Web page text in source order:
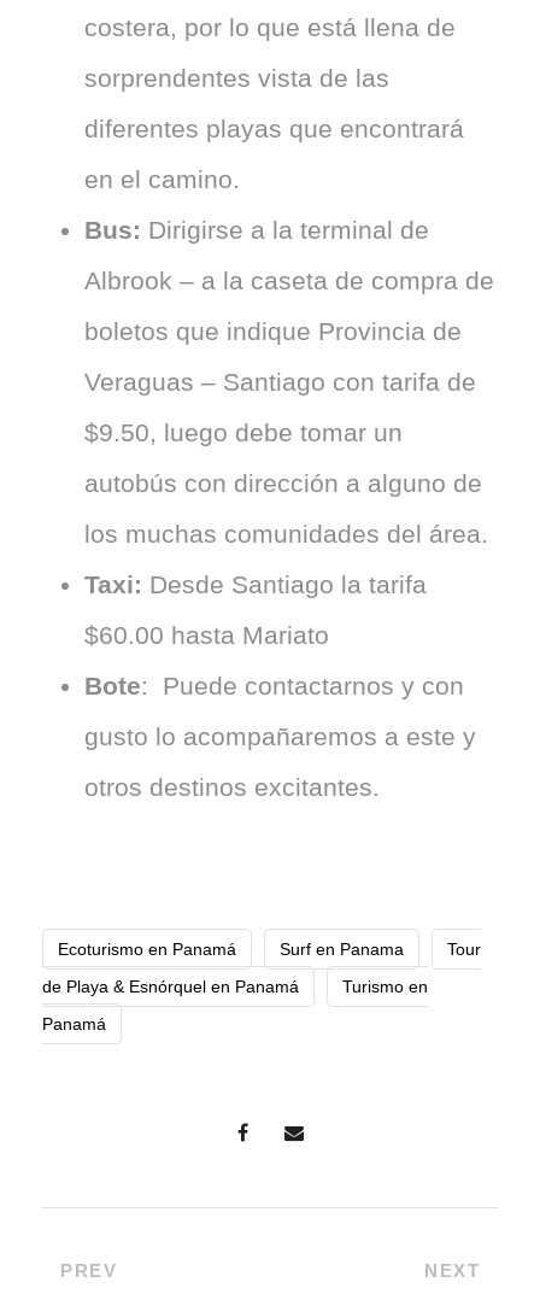
costera, por lo que está llena de
sorprendentes vista de las
diferentes playas que encontrará
en el camino.
Bus: Dirigirse a la terminal de
Albrook – a la caseta de compra de
boletos que indique Provincia de
Veraguas – Santiago con tarifa de
$9.50, luego debe tomar un
autobús con dirección a alguno de
los muchas comunidades del área.
Taxi: Desde Santiago la tarifa
$60.00 hasta Mariato
Bote: Puede contactarnos y con
gusto lo acompañaremos a este y
otros destinos excitantes.
Ecoturismo en Panamá Surf en Panama
Tour
de Playa & Esnórquel en Panamá
Turismo en
Panamá
PREV NEXT